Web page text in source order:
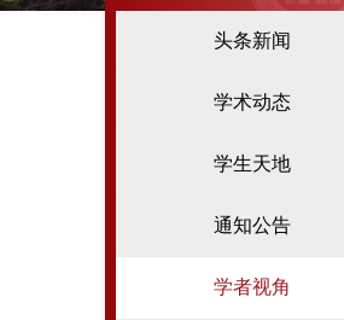
头条新闻
学术动态
学生天地
通知公告
学者视角